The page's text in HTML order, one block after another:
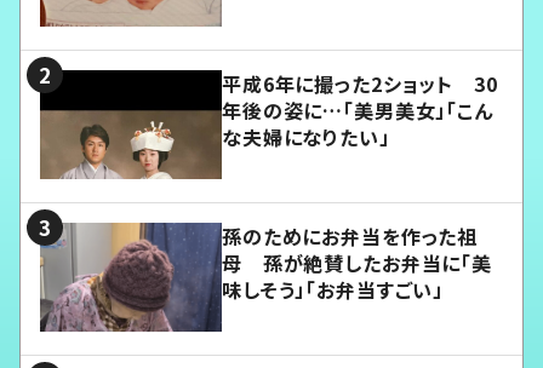
平成6年に撮った2ショット 30
年後の姿に…「美男美女」「こん
な夫婦になりたい」
孫のためにお弁当を作った祖
母 孫が絶賛したお弁当に「美
味しそう」「お弁当すごい」